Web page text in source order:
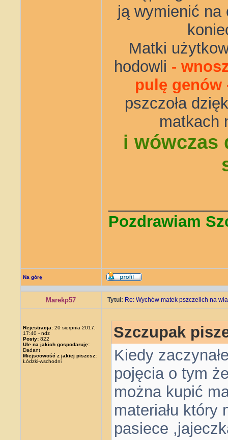
ją wymienić na
Matki
hodowli -
pulę
pszczoła
matkach
i wówczas
Pozdrawiam
Na górę
Marekp57 Tytuł: Re: Wychów matek pszczelich na
Rejestracja: 20 sierpnia 2017,
17:40 - ndz
Posty: 822
Ule na jakich gospodaruję:
Dadant
Miejscowość z jakiej piszesz:
Łódzki-wschodni
Szczupak
Kiedy
pojęcia o tym
można kupić
materiału który
pasiece